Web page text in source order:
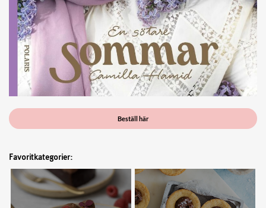
Beställ här
Favoritkategorier: